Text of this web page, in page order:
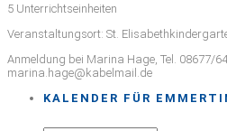
5 Unterrichtseinheiten
Veranstaltungsort: St.
Anmeldung bei Marina Hage, Tel. 08677/
marina.hage@kabelmail.de
KALENDER FÜR